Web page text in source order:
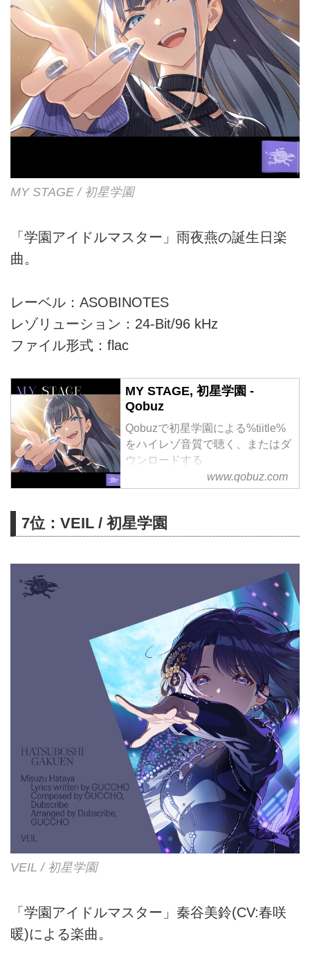
MY STAGE / 初星学園
「学園アイドルマスター」雨夜燕の誕生日楽
曲。
レーベル：ASOBINOTES
レゾリューション：24-Bit/96 kHz
ファイル形式：flac
MY STAGE, 初星学園 -
Qobuz
Qobuzで初星学園による%tiitle%
をハイレゾ音質で聴く、またはダ
ウンロードする
サブスクリプションは¥1,280/月
から
www.qobuz.com
7位：VEIL / 初星学園
VEIL / 初星学園
「学園アイドルマスター」秦谷美鈴(CV:春咲
暖)による楽曲。